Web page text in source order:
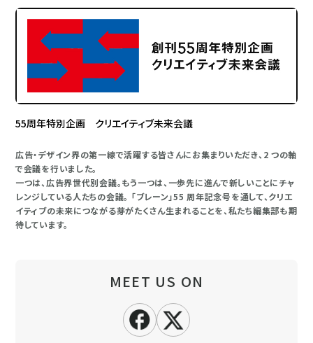
55周年特別企画 クリエイティブ未来会議
広告・デザイン界の第一線で活躍する皆さんにお集まりいただき、2 つの軸
で会議を行いました。
一つは、広告界世代別会議。もう一つは、一歩先に進んで新しいことにチャ
レンジしている人たちの会議。 「ブレーン」55 周年記念号を通して、クリエ
イティブの未来につながる芽がたくさん生まれることを、私たち編集部も期
待しています。
MEET US ON